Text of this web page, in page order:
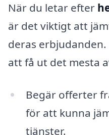
När du letar efter
är det viktigt att
deras
att få ut det mesta
Begär offerter
för att kunna
tjänster.